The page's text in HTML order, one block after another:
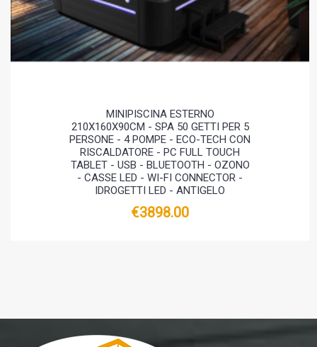
MINIPISCINA ESTERNO
210X160X90CM - SPA 50 GETTI PER 5
PERSONE - 4 POMPE - ECO-TECH CON
RISCALDATORE - PC FULL TOUCH
TABLET - USB - BLUETOOTH - OZONO
- CASSE LED - WI-FI CONNECTOR -
IDROGETTI LED - ANTIGELO
€3898.00